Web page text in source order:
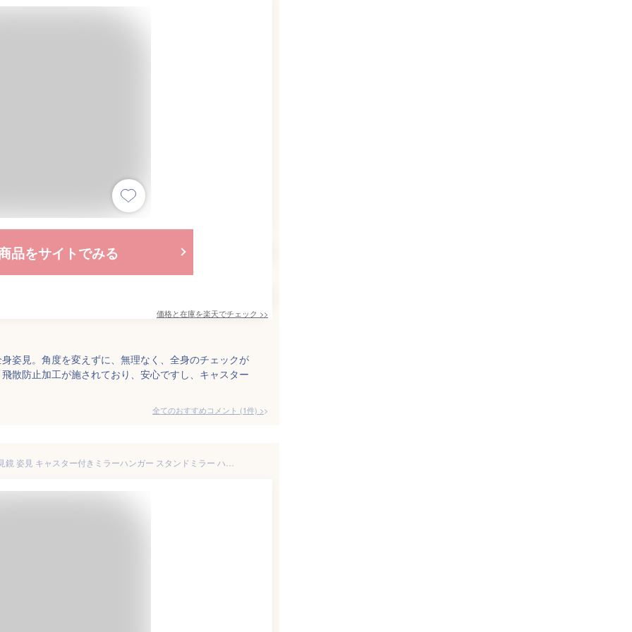
品をサイトでみる
価格と在庫を楽天でチェック >>
姿見。角度を変えずに、無理なく、全身のチェックが
散防止加工が施されており、安心ですし、キャスター
全てのおすすめコメント (1件) >